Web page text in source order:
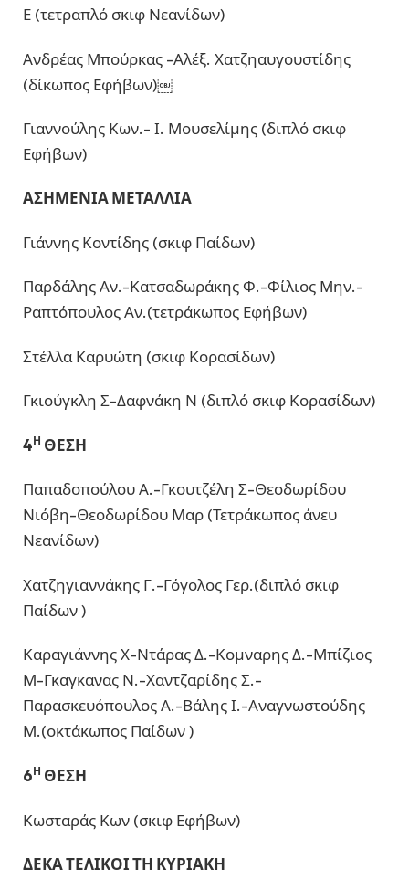
Ε (τετραπλό σκιφ Νεανίδων)
Ανδρέας Μπούρκας -Αλέξ. Χατζηαυγουστίδης
(δίκωπος Εφήβων)￼
Γιαννούλης Κων.- Ι. Μουσελίμης (διπλό σκιφ
Εφήβων)
ΑΣΗΜΕΝΙΑ ΜΕΤΑΛΛΙΑ
Γιάννης Κοντίδης (σκιφ Παίδων)
Παρδάλης Αν.-Κατσαδωράκης Φ.-Φίλιος Μην.-
Ραπτόπουλος Αν.(τετράκωπος Εφήβων)
Στέλλα Καρυώτη (σκιφ Κορασίδων)
Γκιούγκλη Σ-Δαφνάκη Ν (διπλό σκιφ Κορασίδων)
4Η ΘΕΣΗ
Παπαδοπούλου Α.-Γκουτζέλη Σ-Θεοδωρίδου
Νιόβη-Θεοδωρίδου Μαρ (Τετράκωπος άνευ
Νεανίδων)
Χατζηγιαννάκης Γ.-Γόγολος Γερ.(διπλό σκιφ
Παίδων )
Καραγιάννης Χ-Ντάρας Δ.-Κομναρης Δ.-Μπίζιος
Μ-Γκαγκανας Ν.-Χαντζαρίδης Σ.-
Παρασκευόπουλος Α.-Βάλης Ι.-Αναγνωστούδης
Μ.(οκτάκωπος Παίδων )
6Η ΘΕΣΗ
Κωσταράς Κων (σκιφ Εφήβων)
ΔΕΚΑ ΤΕΛΙΚΟΙ ΤΗ ΚΥΡΙΑΚΗ